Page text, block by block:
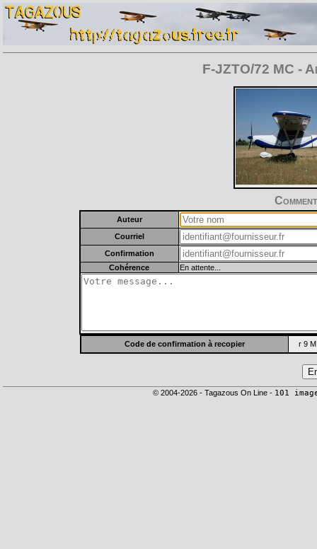
F-JZTO/72 MC -
Auteur
Courriel
Confirmation
Cohérence
En attente...
Code de confirmation à recopier r 9
© 2004-2026 - Tagazous On Line - 101